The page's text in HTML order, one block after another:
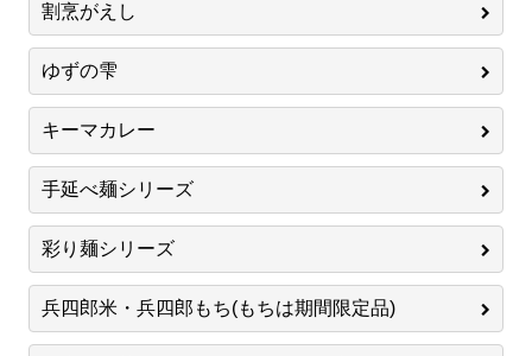
割烹がえし
ゆずの雫
キーマカレー
手延べ麺シリーズ
彩り麺シリーズ
兵四郎米・兵四郎もち(もちは期間限定品)